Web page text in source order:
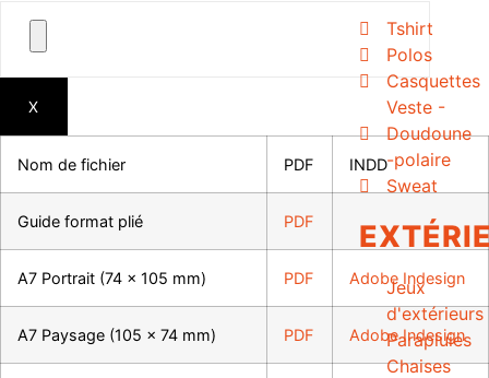
Tshirt
Polos
Casquettes
Veste -
Doudoune
-polaire
Sweat
Jeux
d'extérieurs
Parapluies
Chaises
X
Nom de fichier PDF INDD
Guide format plié PDF
A7 Portrait (74 x 105 mm) PDF Adobe Indesign
A7 Paysage (105 x 74 mm) PDF Adobe Indesign